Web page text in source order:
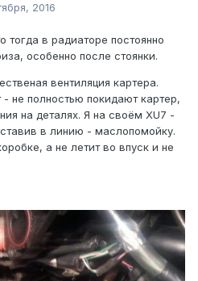
2016
тогда в радиаторе постоянно
особенно после стоянки.
вентиляция картера.
не полностью покидают картер,
на деталях. Я на своём XU7 -
в линию - маслопомойку.
а не летит во впуск и не